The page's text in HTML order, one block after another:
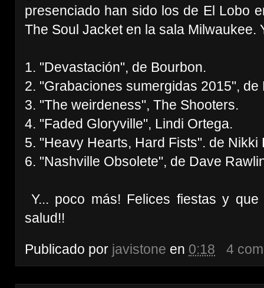
presenciado han sido los de El Lobo
The Soul Jacket en la sala Milwaukee.
1. "Devastación", de Bourbon.
2. "Grabaciones sumergidas 2015", de
3. "The weirdeness", The Shooters.
4. "Faded Gloryville", Lindi Ortega.
5. "Heavy Hearts, Hard Fists". de Nikki
6. "Nashville Obsolete", de Dave
Y... poco más! Felices fiestas y
salud!!
Publicado por javistone en 0:18 4